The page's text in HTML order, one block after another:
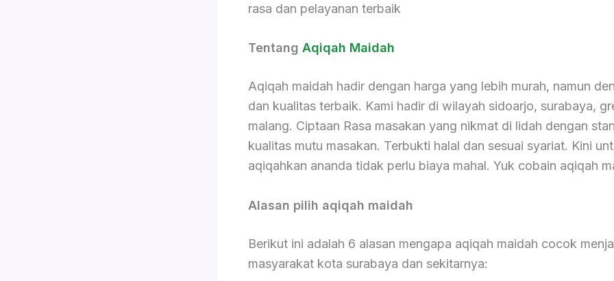
rasa dan pelayanan terbaik
Tentang Aqiqah Maidah
Aqiqah maidah hadir dengan harga yang lebih murah, namun
dan kualitas terbaik. Kami hadir di wilayah sidoarjo, surabaya,
malang. Ciptaan Rasa masakan yang nikmat di lidah dengan
kualitas mutu masakan. Terbukti halal dan sesuai syariat. Kini
aqiqahkan ananda tidak perlu biaya mahal. Yuk cobain aqiqah
Alasan pilih aqiqah maidah
Berikut ini adalah 6 alasan mengapa aqiqah maidah cocok
masyarakat kota surabaya dan sekitarnya: